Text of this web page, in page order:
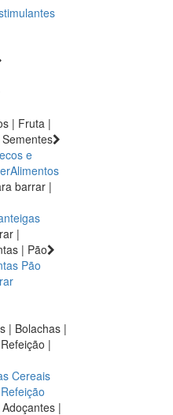
| Fruta |
e
barrar |
|
| Pão
Pão
| Bolachas |
|
Cereais
|